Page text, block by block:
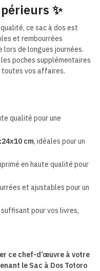
✨
ce sac à dos est
et rembourrées
de longues journées.
poches supplémentaires
vos affaires.
qualité pour une
cm, idéales pour un
en haute qualité pour
et ajustables pour un
suffisant pour vos livres,
ce chef-d’œuvre à votre
le Sac à Dos Totoro